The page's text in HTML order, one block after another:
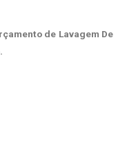
de Lavagem De